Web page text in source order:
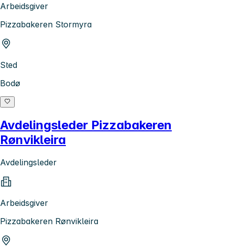
Arbeidsgiver
Pizzabakeren Stormyra
Sted
Bodø
Avdelingsleder Pizzabakeren
Rønvikleira
Avdelingsleder
Arbeidsgiver
Pizzabakeren Rønvikleira